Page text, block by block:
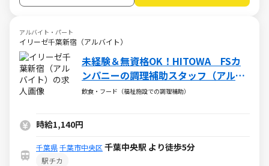
アルバイト・パート
イリーゼ千葉新宿（アルバイト）
未経験＆無資格OK！HITOWA FSカ
ンパニーの調理補助スタッフ（アルバ
イト・パート）求人
飲食・フード（福祉施設での調理補助）
時給1,140円
千葉県千葉市中央区 千葉中央駅 より徒歩5分
駅チカ